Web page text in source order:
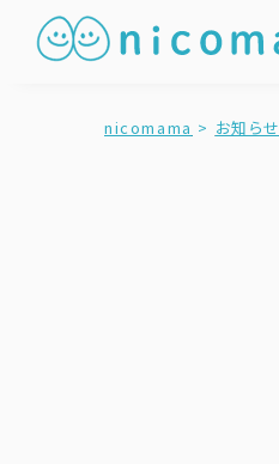
nicomama > お知らせ